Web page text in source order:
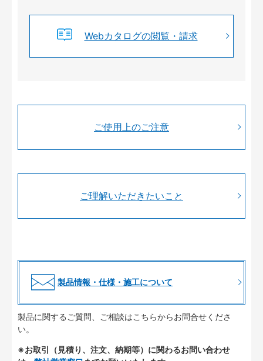
Webカタログの閲覧・請求
ご使用上のご注意
ご理解いただきたいこと
製品情報・仕様・施工について
製品に関するご質問、ご相談はこちらからお問合せくださ
い。
※お取引（見積り、注文、納期等）に関わるお問い合わせ